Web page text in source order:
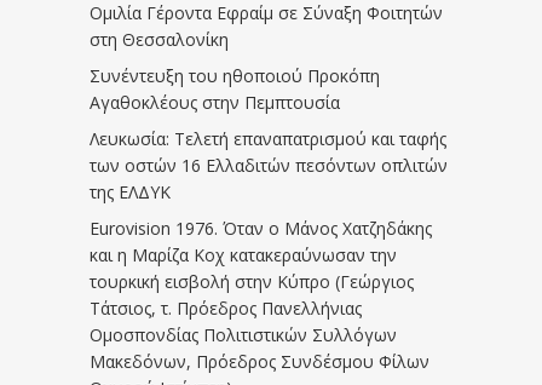
Ομιλία Γέροντα Εφραίμ σε Σύναξη Φοιτητών
στη Θεσσαλονίκη
Συνέντευξη του ηθοποιού Προκόπη
Αγαθοκλέους στην Πεμπτουσία
Λευκωσία: Τελετή επαναπατρισμού και ταφής
των οστών 16 Ελλαδιτών πεσόντων οπλιτών
της ΕΛΔΥΚ
Eurovision 1976. Όταν ο Μάνος Χατζηδάκης
και η Μαρίζα Κοχ κατακεραύνωσαν την
τουρκική εισβολή στην Κύπρο (Γεώργιος
Τάτσιος, τ. Πρόεδρος Πανελλήνιας
Ομοσπονδίας Πολιτιστικών Συλλόγων
Μακεδόνων, Πρόεδρος Συνδέσμου Φίλων